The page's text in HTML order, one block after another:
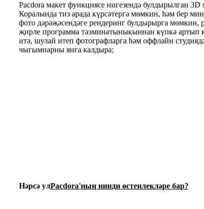
Pacdora макет функциясе нигезендә булдырылган
Коралында тиз арада күрсәтергә мөмкин, һәм бер
фото дәрәҗәсендәге рендеринг булдырырга мөмкин,
җирле программа тәэминатыныкыннан күпкә артып
итә, шулай итеп фотографларга һәм оффлайн
чыгымнарны янга калдыра;
Нәрсә улPacdora'ның нинди өстенлекләре бар?